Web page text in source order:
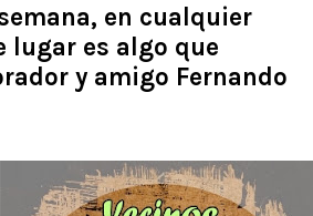
en cualquier
lugar es algo que
y amigo Fernando